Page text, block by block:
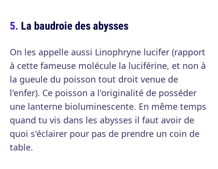
La baudroie des abysses
On les appelle aussi Linophryne lucifer (rapport
à cette fameuse molécule la luciférine, et non à
la gueule du poisson tout droit venue de
l'enfer). Ce poisson a l'originalité de posséder
une lanterne bioluminescente. En même temps
quand tu vis dans les abysses il faut avoir de
quoi s'éclairer pour pas de prendre un coin de
table.